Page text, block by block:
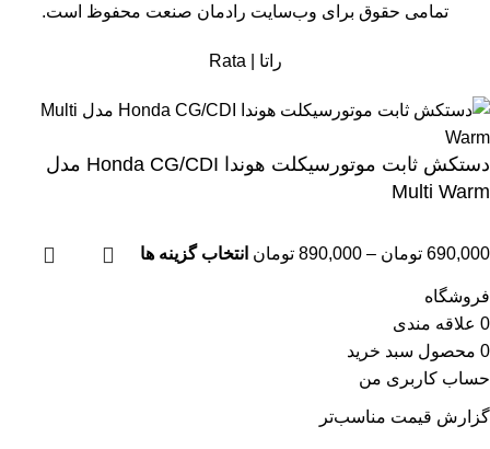
تمامی حقوق برای وب‌سایت رادمان صنعت محفوظ است.
راتا Rata
دستکش ثابت موتورسیکلت هوندا Honda CG/CDI مدل
Multi Warm
690,000 تومان –
890,000 تومان انتخاب گزینه ها
فروشگاه
0 علاقه مندی
0 محصول سبد خرید
حساب کاربری من
گزارش قیمت مناسب‌تر